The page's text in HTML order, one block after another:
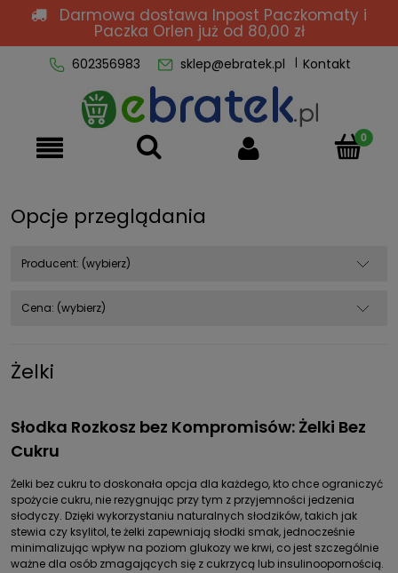
Darmowa dostawa Inpost Paczkomaty i
Paczka Orlen już od 80,00 zł
602356983 sklep@ebratek.pl Kontakt
Opcje przeglądania
Producent: (wybierz)
Cena: (wybierz)
Żelki
Słodka Rozkosz bez Kompromisów: Żelki Bez
Cukru
Żelki bez cukru to doskonała opcja dla każdego, kto chce ograniczyć
spożycie cukru, nie rezygnując przy tym z przyjemności jedzenia
słodyczy. Dzięki wykorzystaniu naturalnych słodzików, takich jak
stewia czy ksylitol, te żelki zapewniają słodki smak, jednocześnie
minimalizując wpływ na poziom glukozy we krwi, co jest szczególnie
ważne dla osób zmagających się z cukrzycą lub insulinoopornością.